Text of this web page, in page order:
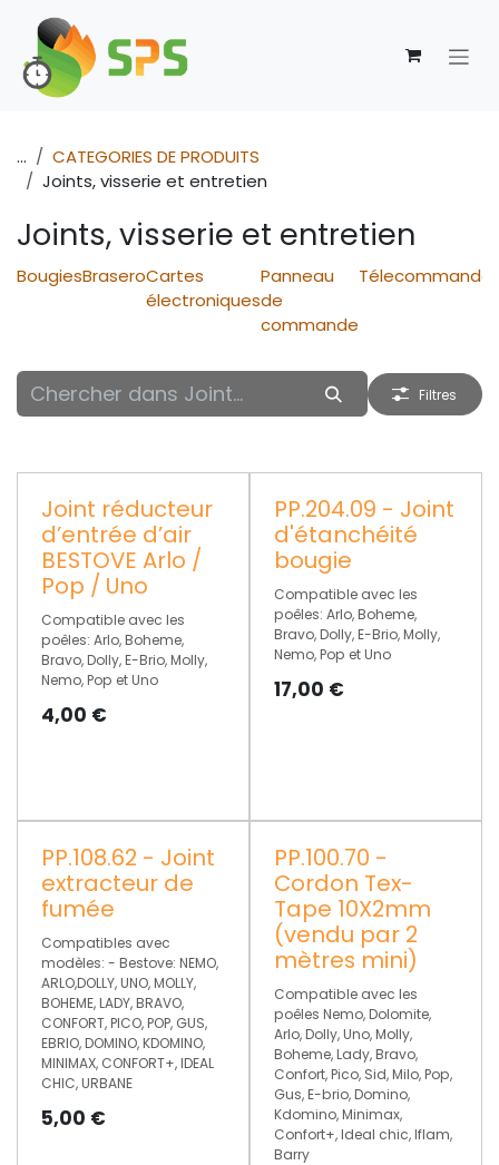
Se rendre au contenu
...
CATEGORIES DE PRODUITS
Joints, visserie et entretien
Joints, visserie et entretien
BougiesBraseroCartes
électroniques
Panneau
de
commande
Filtres
Joint réducteur
d’entrée d’air
BESTOVE Arlo /
Pop / Uno
Compatible avec les
poêles: Arlo, Boheme,
Bravo, Dolly, E-Brio, Molly,
Nemo, Pop et Uno
4,00 €
PP.204.09 - Joint
d'étanchéité
bougie
Compatible avec les
poêles: Arlo, Boheme,
Bravo, Dolly, E-Brio, Molly,
Nemo, Pop et Uno
17,00 €
PP.108.62 - Joint
extracteur de
fumée
Compatibles avec
modèles: - Bestove: NEMO,
ARLO,DOLLY, UNO, MOLLY,
BOHEME, LADY, BRAVO,
CONFORT, PICO, POP, GUS,
EBRIO, DOMINO, KDOMINO,
MINIMAX, CONFORT+, IDEAL
CHIC, URBANE
5,00 €
PP.100.70 -
Cordon Tex-
Tape 10X2mm
(vendu par 2
mètres mini)
Compatible avec les
poêles Nemo, Dolomite,
Arlo, Dolly, Uno, Molly,
Boheme, Lady, Bravo,
Confort, Pico, Sid, Milo, Pop,
Gus, E-brio, Domino,
Kdomino, Minimax,
Confort+, Ideal chic, Iflam,
Barry